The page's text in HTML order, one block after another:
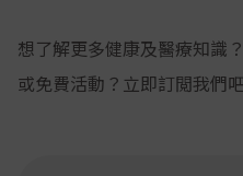
想了解更多健康及醫療知識
或免費活動？立即訂閲我們吧